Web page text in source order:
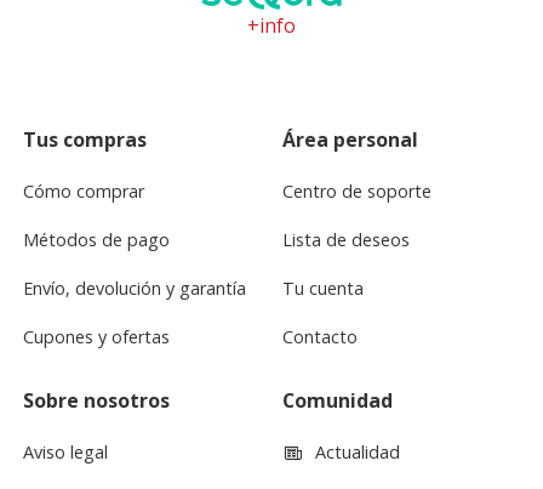
+info
Tus compras
Cómo comprar
Métodos de pago
Envío, devolución y garantía
Cupones y ofertas
Área personal
Centro de soporte
Lista de deseos
Tu cuenta
Contacto
Sobre nosotros
Aviso legal
Comunidad
Actualidad